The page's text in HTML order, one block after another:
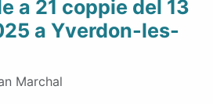
a 21 coppie del 13
a Yverdon-les-
Marchal